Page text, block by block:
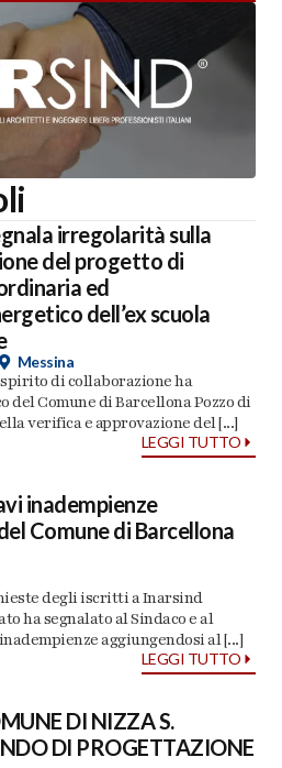
irregolarità sulla
del progetto di
ed
dell’ex scuola
Messina
di collaborazione ha
del Comune di Barcellona Pozzo di
verifica e approvazione del [...]
LEGGI TUTTO
inadempienze
Comune di Barcellona
degli iscritti a Inarsind
ha segnalato al Sindaco e al
aggiungendosi al [...]
LEGGI TUTTO
DI NIZZA S.
DI PROGETTAZIONE